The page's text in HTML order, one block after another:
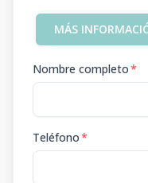
MÁS
Nombre completo*
Teléfono*